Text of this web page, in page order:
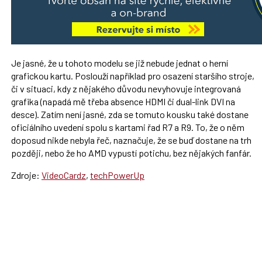
Je jasné, že u tohoto modelu se již nebude jednat o herní
grafickou kartu. Poslouží například pro osazení staršího stroje,
či v situaci, kdy z nějakého důvodu nevyhovuje integrovaná
grafika (napadá mě třeba absence HDMI či dual-link DVI na
desce). Zatím není jasné, zda se tomuto kousku také dostane
oficiálního uvedení spolu s kartami řad R7 a R9. To, že o něm
doposud nikde nebyla řeč, naznačuje, že se buď dostane na trh
později, nebo že ho AMD vypustí potichu, bez nějakých fanfár.
Zdroje: VideoCardz, techPowerUp